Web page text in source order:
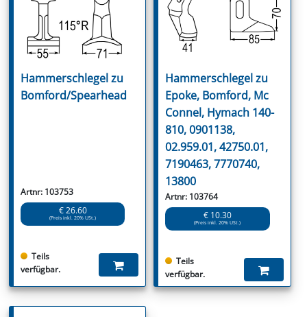
Hammerschlegel zu
Bomford/Spearhead
Artnr: 103753
€ 26.60
(Preis inkl. 20% USt.)
Teils
verfügbar.
Hammerschlegel zu
Epoke, Bomford, Mc
Connel, Hymach 140-
810, 0901138,
02.959.01, 42750.01,
7190463, 7770740,
13800
Artnr: 103764
€ 10.30
(Preis inkl. 20% USt.)
Teils
verfügbar.